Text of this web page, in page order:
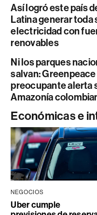
Así logró este país
Latina generar toda
electricidad con
renovables
Ni los parques
salvan:
preocupante alerta
Amazonía
Económicas e
NEGOCIOS
Uber cumple